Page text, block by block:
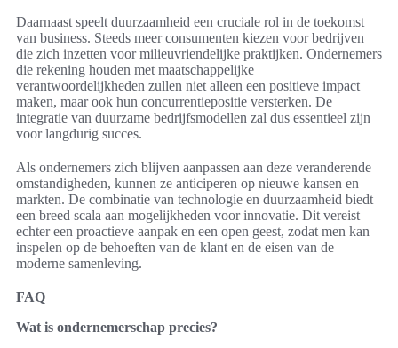
Daarnaast speelt duurzaamheid een cruciale rol in de toekomst
van business. Steeds meer consumenten kiezen voor bedrijven
die zich inzetten voor milieuvriendelijke praktijken. Ondernemers
die rekening houden met maatschappelijke
verantwoordelijkheden zullen niet alleen een positieve impact
maken, maar ook hun concurrentiepositie versterken. De
integratie van duurzame bedrijfsmodellen zal dus essentieel zijn
voor langdurig succes.
Als ondernemers zich blijven aanpassen aan deze veranderende
omstandigheden, kunnen ze anticiperen op nieuwe kansen en
markten. De combinatie van technologie en duurzaamheid biedt
een breed scala aan mogelijkheden voor innovatie. Dit vereist
echter een proactieve aanpak en een open geest, zodat men kan
inspelen op de behoeften van de klant en de eisen van de
moderne samenleving.
FAQ
Wat is ondernemerschap precies?